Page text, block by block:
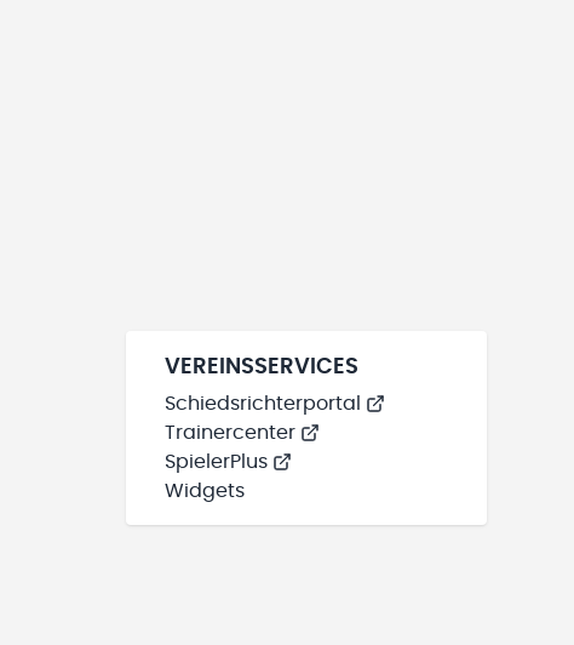
VEREINSSERVICES
Schiedsrichterportal
Trainercenter
SpielerPlus
Widgets